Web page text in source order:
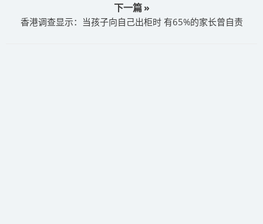
下一篇 »
香港调查显示：当孩子向自己出柜时 有65%的家长曾自责